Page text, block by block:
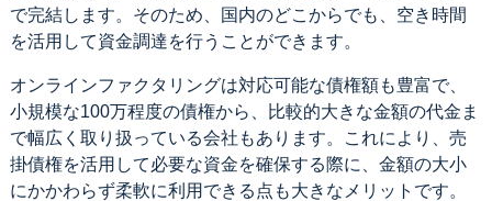
で完結します。そのため、国内のどこからでも、空き時間
を活用して資金調達を行うことができます。
オンラインファクタリングは対応可能な債権額も豊富で、
小規模な100万程度の債権から、比較的大きな金額の代金ま
で幅広く取り扱っている会社もあります。これにより、売
掛債権を活用して必要な資金を確保する際に、金額の大小
にかかわらず柔軟に利用できる点も大きなメリットです。